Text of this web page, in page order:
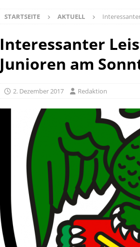
STARTSEITE AKTUELL
Interessanter
Junioren am
2. Dezember 2017 Redaktion